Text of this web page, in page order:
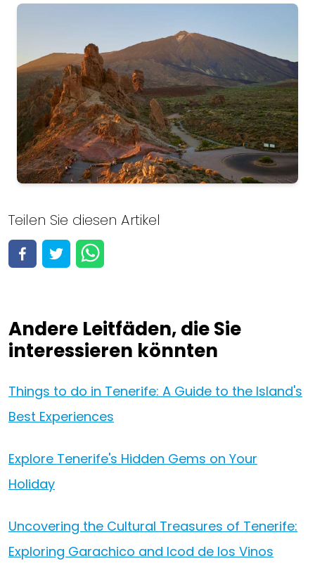
Tenerife
Alle 24 Aktivitäten anzeigen
Aktivitäten anzeigen
Teilen Sie diesen Artikel
Andere Leitfäden, die Sie
interessieren könnten
Things to do in Tenerife: A Guide to the Island's
Best Experiences
Explore Tenerife's Hidden Gems on Your
Holiday
Uncovering the Cultural Treasures of Tenerife:
Exploring Garachico and Icod de los Vinos